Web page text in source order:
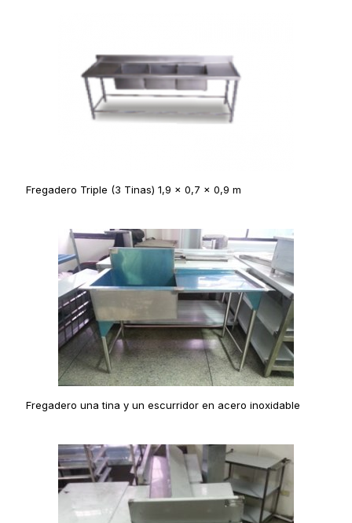
Fregadero Triple (3 Tinas) 1,9 x 0,7 x 0,9 m
Fregadero una tina y un escurridor en acero inoxidable